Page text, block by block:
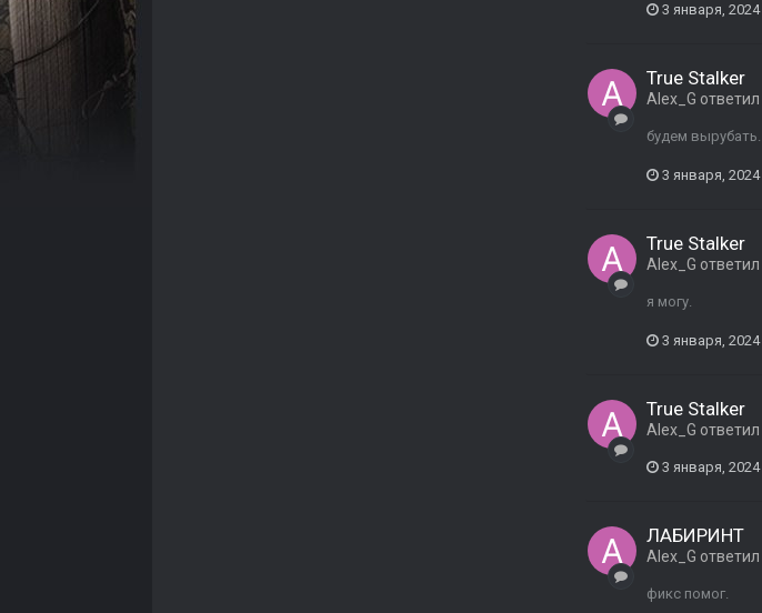
3 января, 2024
True Stalker
Alex_G ответил
будем вырубать.
3 января, 2024
True Stalker
Alex_G ответил
я могу.
3 января, 2024
True Stalker
Alex_G ответил
3 января, 2024
ЛАБИРИНТ
Alex_G ответил
фикс помог.